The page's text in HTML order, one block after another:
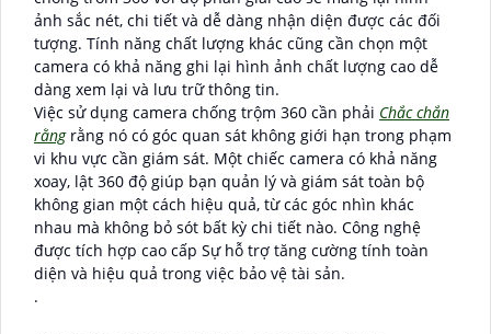
ảnh sắc nét, chi tiết và dễ dàng nhận diện được các đối
tượng. Tính năng chất lượng khác cũng cần chọn một
camera có khả năng ghi lại hình ảnh chất lượng cao dễ
dàng xem lại và lưu trữ thông tin.
Việc sử dụng camera chống trộm 360 cần phải Chắc chắn
rằngrằng nó có góc quan sát không giới hạn trong phạm
vi khu vực cần giám sát. Một chiếc camera có khả năng
xoay, lật 360 độ giúp bạn quản lý và giám sát toàn bộ
không gian một cách hiệu quả, từ các góc nhìn khác
nhau mà không bỏ sót bất kỳ chi tiết nào. Công nghệ
được tích hợp cao cấp Sự hỗ trợ tăng cường tính toàn
diện và hiệu quả trong việc bảo vệ tài sản.
.